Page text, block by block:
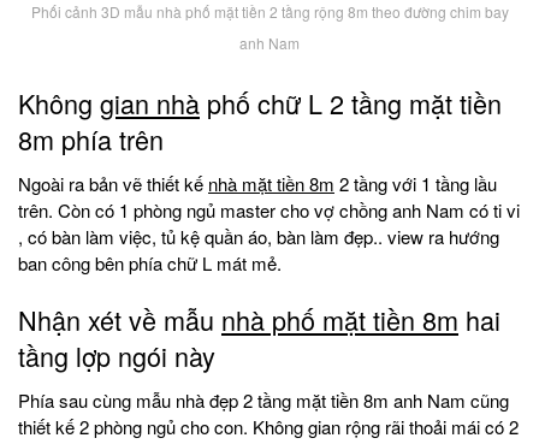
Phối cảnh 3D mẫu nhà phố mặt tiền 2 tầng rộng 8m theo đường chim bay
anh Nam
Không gian nhà phố chữ L 2 tầng mặt tiền
8m phía trên
Ngoài ra bản vẽ thiết kế nhà mặt tiền 8m 2 tầng với 1 tầng lầu
trên. Còn có 1 phòng ngủ master cho vợ chồng anh Nam có ti vi
, có bàn làm việc, tủ kệ quần áo, bàn làm đẹp.. view ra hướng
ban công bên phía chữ L mát mẻ.
Nhận xét về mẫu nhà phố mặt tiền 8m hai
tầng lợp ngói này
Phía sau cùng mẫu nhà đẹp 2 tầng mặt tiền 8m anh Nam cũng
thiết kế 2 phòng ngủ cho con. Không gian rộng rãi thoải mái có 2